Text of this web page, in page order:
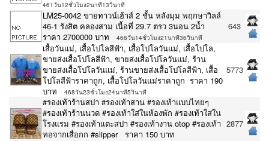
461วัน12ชั่วโมง2นาที13วินาที
LM25-0042 ขายทาวน์เฮ้าส์ 2 ชั้น หลังมุม พฤกษาวิลล์
46-1 รังสิต คลองสาม เนื้อที่ 29.7 ตรว 3นอน 2น้ำ
ราคา 2700000 บาท
466วัน14ชั่วโมง21นาที36วินาที
643
เสื้อวันแม่, เสื้อโปโลสีฟ้า, เสื้อโปโลวันแม่, เสื้อโปโล,
ขายส่งเสื้อโปโลสีฟ้า, ขายส่งเสื้อโปโลวันแม่, ร้าน
ขายส่งเสื้อโปโลวันแม่, ร้านขายส่งเสื้อโปโลสีฟ้า, เสื้อ
โปโลสีฟ้าราคาถูก, เสื้อโปโลวันแม่ราคาถูก ราคา 190
บาท
468วัน23ชั่วโมง24นาที5วินาที
5773
#รองเท้าร้านสปา #รองเท้าสาน #รองเท้าแบบไทยๆ
#รองเท้าร้านนวด #รองเท้าใส่ในห้องพัก #รองเท้าใส่ใน
โรงแรม #รองเท้าแตะสปา #รองเท้างาน otop #รองเท้า
ทอจากเสื่อกก #slipper ราคา 150 บาท
2877